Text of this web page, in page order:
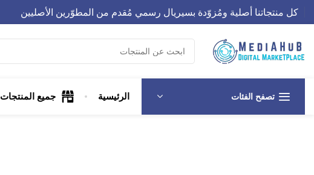
كل منتجاتنا أصلية ومُزوّدة بسيريال رسمي مُقدم من المطوّرين الأصليين
تصفح الفئات الرئيسية جميع المنتجات